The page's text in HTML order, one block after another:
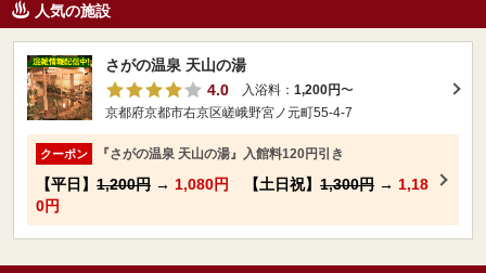
人気の施設
さがの温泉 天山の湯
4.0
入浴料： 1,200円〜
京都府京都市右京区嵯峨野宮ノ元町55-4-7
クーポン 『さがの温泉 天山の湯』入館料120円引き
【平日】 1,200円 → 1,080円 【土日祝】 1,300円 → 1,18
0円